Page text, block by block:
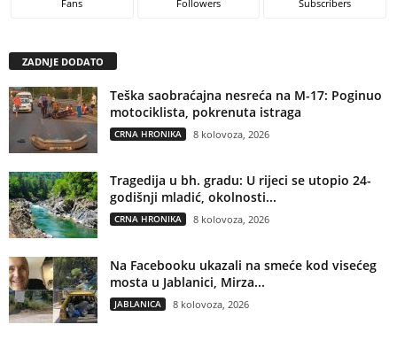
Fans Followers Subscribers
ZADNJE DODATO
Teška saobraćajna nesreća na M-17: Poginuo
motociklista, pokrenuta istraga
CRNA HRONIKA 8 kolovoza, 2026
Tragedija u bh. gradu: U rijeci se utopio 24-
godišnji mladić, okolnosti...
CRNA HRONIKA 8 kolovoza, 2026
Na Facebooku ukazali na smeće kod visećeg
mosta u Jablanici, Mirza...
JABLANICA 8 kolovoza, 2026